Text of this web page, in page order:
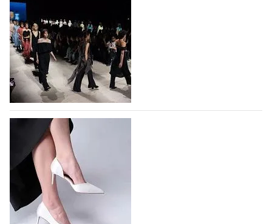
На участие в Московской неделе моды
подано 1047 заявок
На участие в седьмой Московской неделе моды,
которая пройдет в российской столице с 26 сентября
по 1 октября, уже подано 1047 заявок. Примерно
половину из них (494) прислали дизайнеры,